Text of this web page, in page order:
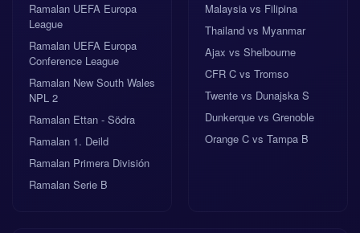
Ramalan UEFA Europa
League
Ramalan UEFA Europa
Conference League
Ramalan New South Wales
NPL 2
Ramalan Ettan - Södra
Ramalan 1. Deild
Ramalan Primera División
Ramalan Serie B
Malaysia vs Filipina
Thailand vs Myanmar
Ajax vs Shelbourne
CFR C vs Tromso
Twente vs Dunajska S
Dunkerque vs Grenoble
Orange C vs Tampa B